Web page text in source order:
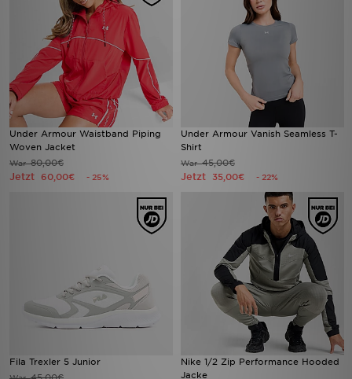
Under Armour Waistband Piping
Woven Jacket
War80,00€
Jetzt 60,00€ - 25%
Under Armour Vanish Seamless T-
Shirt
War45,00€
Jetzt 35,00€ - 22%
Fila Trexler 5 Junior
Nike 1/2 Zip Performance Hooded
Jacke